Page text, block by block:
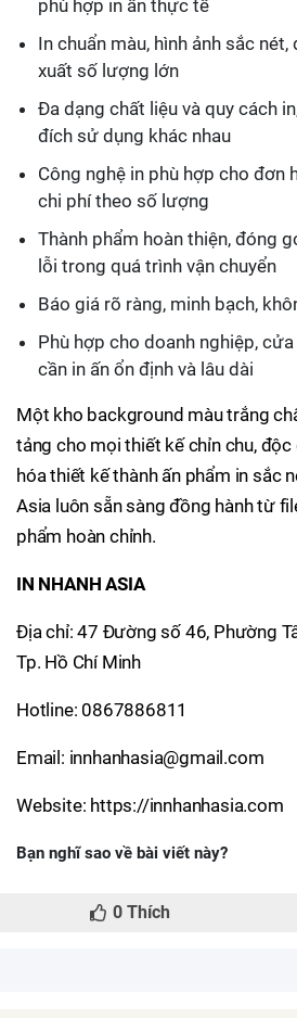
phù hợp in ấn thực tế
In chuẩn màu, hình ảnh sắc
xuất số lượng lớn
Đa dạng chất liệu và quy cách
đích sử dụng khác nhau
Công nghệ in phù hợp cho đơn
chi phí theo số lượng
Thành phẩm hoàn thiện, đóng
lỗi trong quá trình vận chuyển
Báo giá rõ ràng, minh bạch,
Phù hợp cho doanh nghiệp,
cần in ấn ổn định và lâu dài
Một kho background màu trắng
tảng cho mọi thiết kế chỉn chu,
hóa thiết kế thành ấn phẩm in sắc
Asia luôn sẵn sàng đồng hành từ
phẩm hoàn chỉnh.
IN NHANH ASIA
Địa chỉ: 47 Đường số 46, Phường
Tp. Hồ Chí Minh
Hotline: 0867886811
Email: innhanhasia@gmail.com
Website: https://innhanhasia.com
Bạn nghĩ sao về bài viết này?
0 Thích